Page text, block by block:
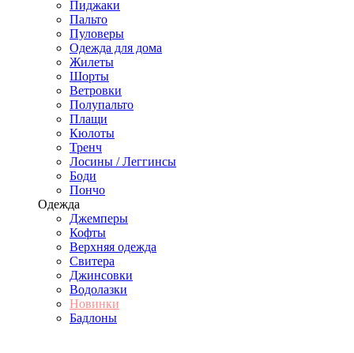
Пиджаки
Пальто
Пуловеры
Одежда для дома
Жилеты
Шорты
Ветровки
Полупальто
Плащи
Кюлоты
Тренч
Лосины / Леггинсы
Боди
Пончо
Одежда
Джемперы
Кофты
Верхняя одежда
Свитера
Джинсовки
Водолазки
Новинки
Бадлоны